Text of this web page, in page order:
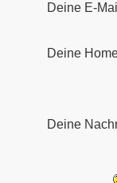
Deine E-
Deine
Deine